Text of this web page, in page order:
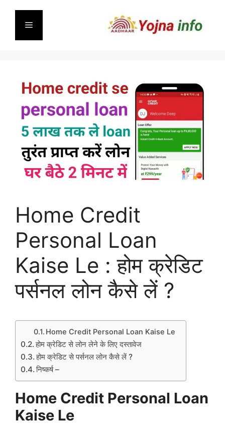
content
Menu
Home Credit
Personal Loan
Kaise Le : होम क्रेडिट
पर्सनल लोन कैसे लें ?
Home Credit Personal Loan Kaise Le
होम क्रेडिट से लोन लेने के लिए दस्तावेज
होम क्रेडिट से पर्सनल लोन कैसे लें ?
निष्कर्ष –
Home Credit Personal Loan
Kaise Le